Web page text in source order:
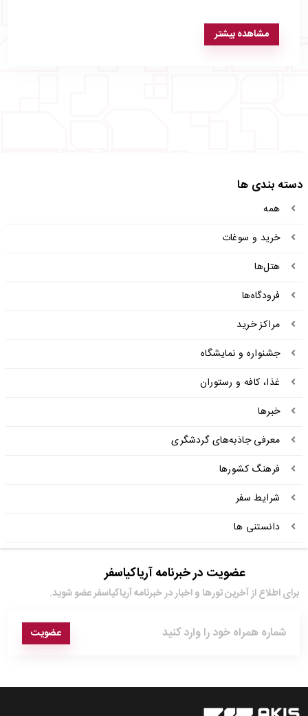
مشاهده بیشتر
دسته بندی ها
همه
خرید و سوغات
هتل‌ها
فرودگاه‌ها
مراکز خرید
جشنواره و نمایشگاه
غذا، کافه و رستوران
خبرها
معرفی جاذبه‌های گردشگری
فرهنگ کشورها
شرایط سفر
دانستنی ها
عضویت در خبرنامه آریاکیاسفر
برای اطلاع از آخرین تور‌ها و اخبار در خبرنامه آریاکیاسفر عضو شوید.
عضویت